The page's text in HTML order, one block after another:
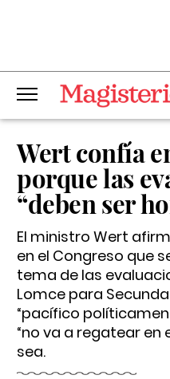
Wert confía
porque las
“deben ser
El ministro Wert
en el Congreso que
tema de las
Lomce para
“pacífico
“no va a regatear en
sea.